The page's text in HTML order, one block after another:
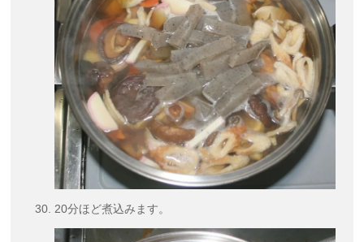
20分ほど煮込みます。